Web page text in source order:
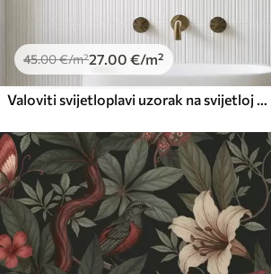
45.00€/m²27.00 €/m²
Valoviti svijetloplavi uzorak na svijetloj pozadini